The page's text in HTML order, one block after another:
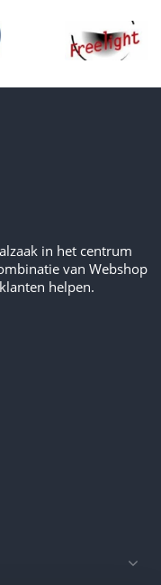
in het centrum
van Webshop
helpen.